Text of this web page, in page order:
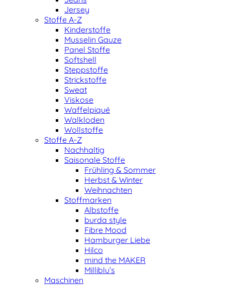
Jersey
Stoffe A-Z
Kinderstoffe
Musselin Gauze
Panel Stoffe
Softshell
Steppstoffe
Strickstoffe
Sweat
Viskose
Waffelpiqué
Walkloden
Wollstoffe
Stoffe A-Z
Nachhaltig
Saisonale Stoffe
Frühling & Sommer
Herbst & Winter
Weihnachten
Stoffmarken
Albstoffe
burda style
Fibre Mood
Hamburger Liebe
Hilco
mind the MAKER
Milliblu’s
Maschinen